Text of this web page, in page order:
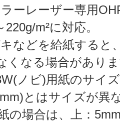
ーレーザー専用
m²に対応。
などを給紙すると
くなる場合があり
ノビ)用紙のサイ
とはサイズが異
の場合は、上：